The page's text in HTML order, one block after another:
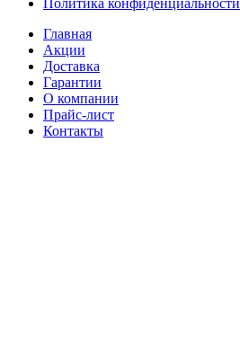
Политика конфиденциальности
Главная
Акции
Доставка
Гарантии
О компании
Прайс-лист
Контакты